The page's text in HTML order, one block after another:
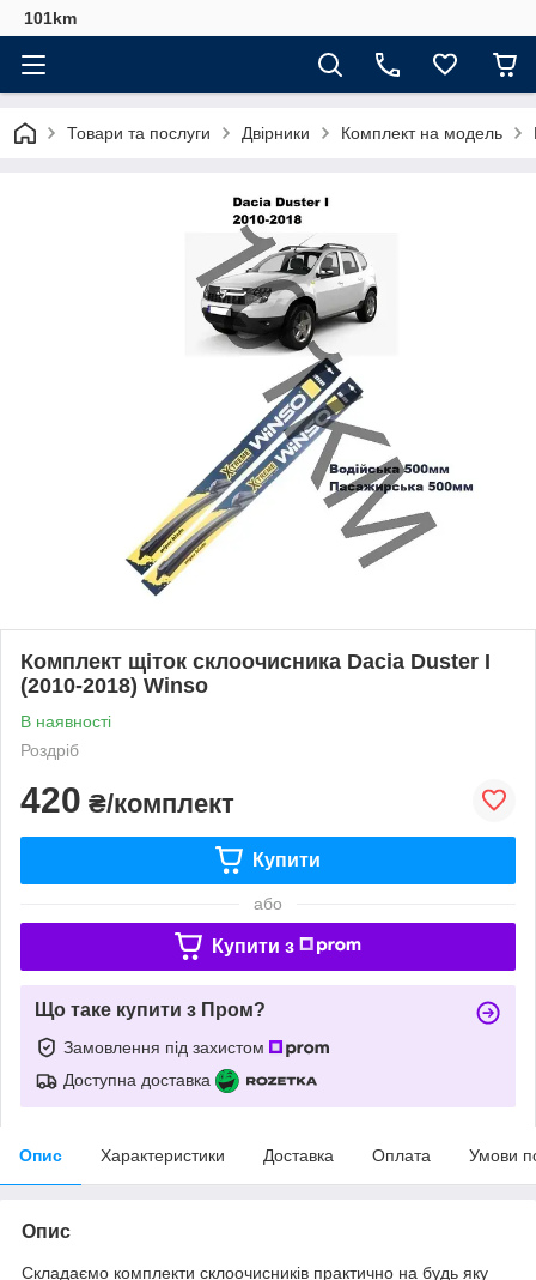
101km
Товари та послуги Двірники Комплект на модель
Комплект щіток склоочисника Dacia Duster I
(2010-2018) Winso
В наявності
Роздріб
420 ₴/комплект
Купити
або
Купити з
Що таке купити з Пром?
Замовлення під захистом
Доступна доставка
Опис Характеристики Доставка Оплата Умови
Опис
Складаємо комплекти склоочисників практично на будь яку